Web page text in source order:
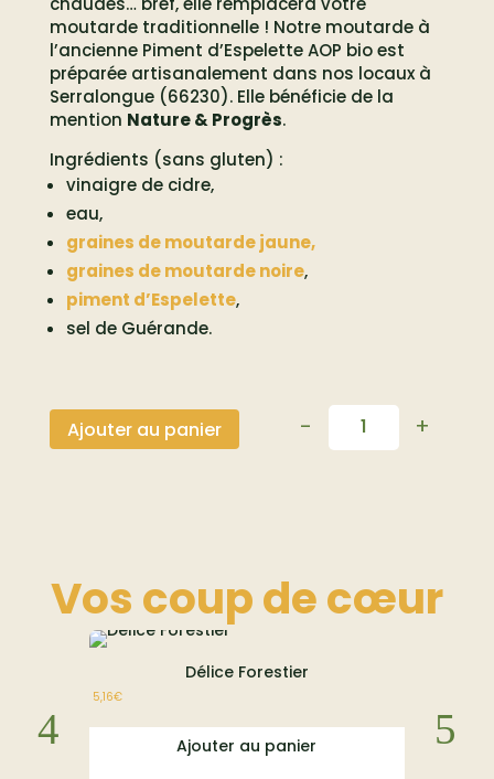
moutarde traditionnelle ! Notre moutarde à
l’ancienne Piment d’Espelette AOP bio est
préparée artisanalement dans nos locaux à
Serralongue (66230). Elle bénéficie de la
mention Nature & Progrès.
Ingrédients (sans gluten) :
vinaigre de cidre,
eau,
graines de moutarde jaune,
graines de moutarde noire,
piment d’Espelette,
sel de Guérande.
Quantité
- +
Ajouter au panier
Vos coup decœur
Délice Forestier
5,16€
Ajouter au panier